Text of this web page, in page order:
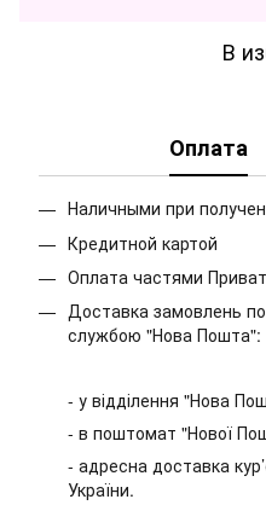
В
Оплата
Наличными при
Кредитной картой
Оплата частями
Доставка замовлень по
службою "Нова Пошта":
- у відділення "Нова
- в поштомат "Нової
- адресна доставка
України.